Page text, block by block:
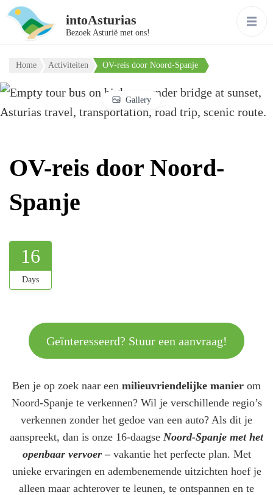
intoAsturias
Bezoek Asturië met ons!
Home Activiteiten OV-reis door Noord-Spanje
Gallery
OV-reis door Noord-
Spanje
16
Days
Geïnteresseerd? Stuur een aanvraag!
Ben je op zoek naar een milieuvriendelijke manier om
Noord-Spanje te verkennen? Wil je verschillende regio’s
verkennen zonder het gedoe van een auto? Als dit je
aanspreekt, dan is onze 16-daagse Noord-Spanje met het
openbaar vervoer– vakantie het perfecte plan. Met
unieke ervaringen en adembenemende uitzichten hoef je
alleen maar achterover te leunen, te ontspannen en te